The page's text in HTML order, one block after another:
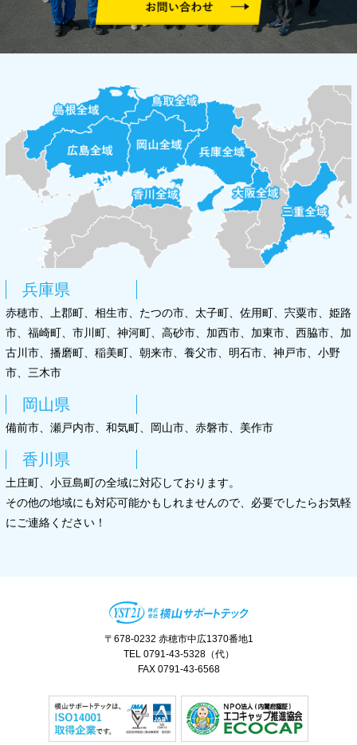
兵庫県
赤穂市、上郡町、相生市、たつの市、太子町、佐用町、宍粟市、姫路
市、福崎町、市川町、神河町、高砂市、加西市、加東市、西脇市、加
古川市、播磨町、稲美町、朝来市、養父市、明石市、神戸市、小野
市、三木市
岡山県
備前市、瀬戸内市、和気町、岡山市、赤磐市、美作市
香川県
土庄町、小豆島町の全域に対応しております。
その他の地域にも対応可能かもしれませんので、必要でしたらお気軽
にご連絡ください！
〒678-0232 赤穂市中広1370番地1
TEL 0791-43-5328（代）
FAX 0791-43-6568